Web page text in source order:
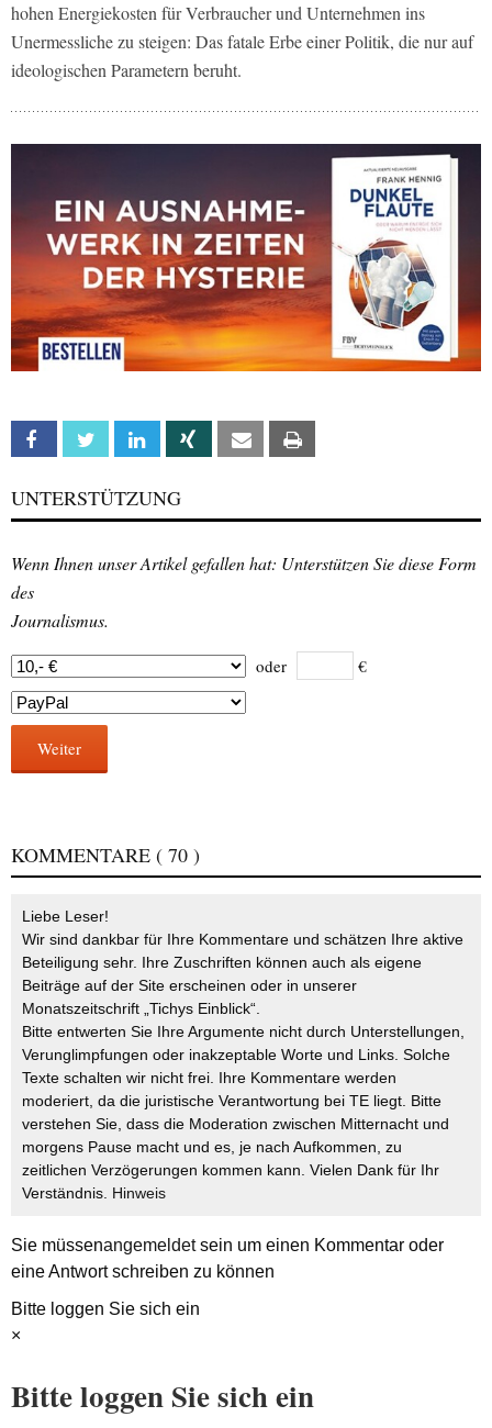
hohen Energiekosten für Verbraucher und Unternehmen ins
Unermessliche zu steigen: Das fatale Erbe einer Politik, die nur auf
ideologischen Parametern beruht.
Facebook Twitter Linkedin Xing Email
UNTERSTÜTZUNG
Wenn Ihnen unser Artikel gefallen hat: Unterstützen Sie diese Form
des
Journalismus.
oder €
Weiter
KOMMENTARE ( 70 )
Liebe Leser!
Wir sind dankbar für Ihre Kommentare und schätzen Ihre aktive
Beteiligung sehr. Ihre Zuschriften können auch als eigene
Beiträge auf der Site erscheinen oder in unserer
Monatszeitschrift „Tichys Einblick“.
Bitte entwerten Sie Ihre Argumente nicht durch Unterstellungen,
Verunglimpfungen oder inakzeptable Worte und Links. Solche
Texte schalten wir nicht frei. Ihre Kommentare werden
moderiert, da die juristische Verantwortung bei TE liegt. Bitte
verstehen Sie, dass die Moderation zwischen Mitternacht und
morgens Pause macht und es, je nach Aufkommen, zu
zeitlichen Verzögerungen kommen kann. Vielen Dank für Ihr
Verständnis. Hinweis
Sie müssenangemeldetsein um einen Kommentar oder
eine Antwort schreiben zu können
Bitte loggen Sie sich ein
×
Bitte loggen Sie sich ein